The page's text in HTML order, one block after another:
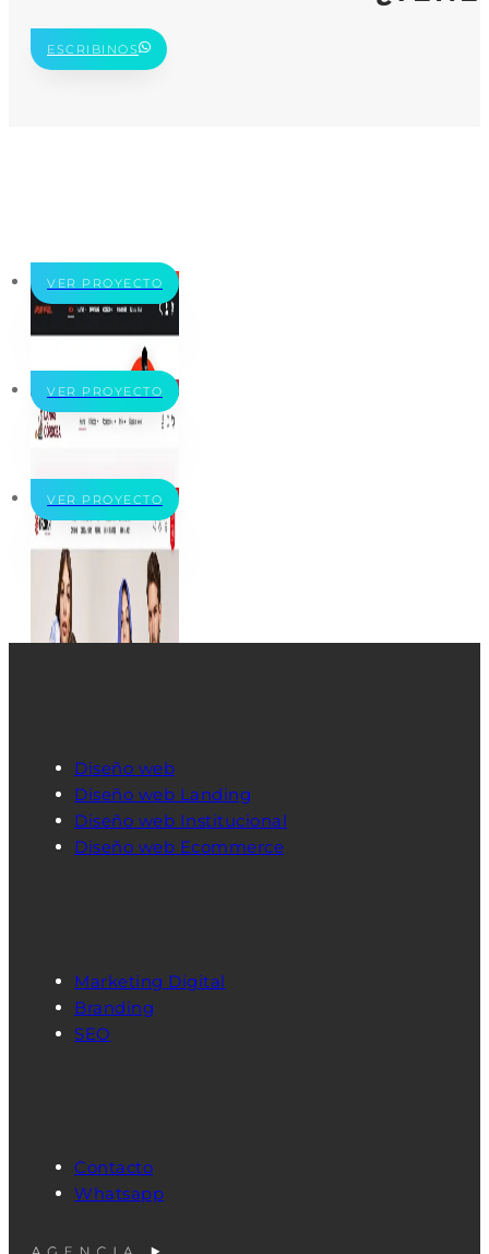
ESCRIBINOS
VER PROYECTO
VER PROYECTO
VER PROYECTO
Diseño web
Diseño web Landing
Diseño web Institucional
Diseño web Ecommerce
Marketing Digital
Branding
SEO
Contacto
Whatsapp